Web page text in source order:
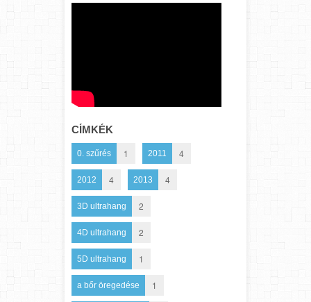
CÍMKÉK
0. szűrés 1 2011 4
2012 4 2013 4
3D ultrahang 2
4D ultrahang 2
5D ultrahang 1
a bőr öregedése 1